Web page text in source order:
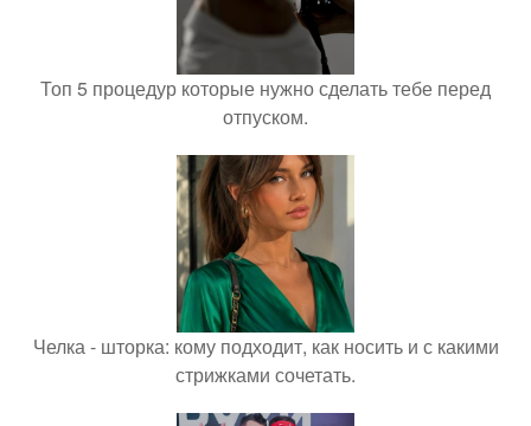
Топ 5 процедур которые нужно сделать тебе перед
отпуском.
Челка - шторка: кому подходит, как носить и с какими
стрижками сочетать.